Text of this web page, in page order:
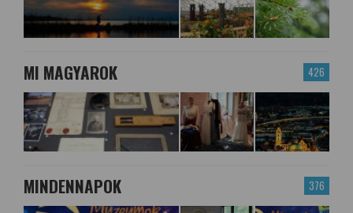
426
MI MAGYAROK
376
MINDENNAPOK